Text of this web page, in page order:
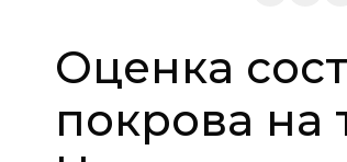
Оценка
покрова на